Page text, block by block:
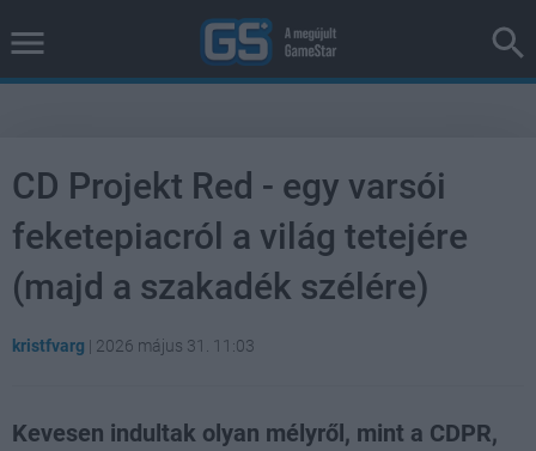
CD Projekt Red - egy varsói
feketepiacról a világ tetejére
(majd a szakadék szélére)
kristfvarg | 2026 május 31. 11:03
Kevesen indultak olyan mélyről, mint a CDPR,